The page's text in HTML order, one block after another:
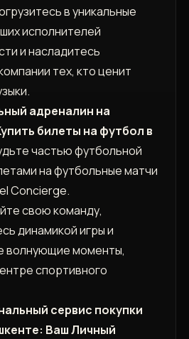
в уникальные
исполнителей
и насладитесь
тех, кто ценит
адреналин на
билеты на футбол в
частью футбольной
на футбольные матчи
Concierge.
свою команду,
динамикой игры и
волнующие моменты,
спортивного
сервис покупки
Ваш Личный